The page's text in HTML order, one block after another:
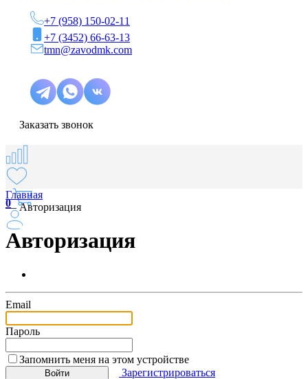
+7 (958) 150-02-11
+7 (3452) 66-63-13
tmn@zavodmk.com
Заказать звонок
0
Главная
—Авторизация
Авторизация
Email
Пароль
Запомнить меня на этом устройстве
Зарегистрироваться